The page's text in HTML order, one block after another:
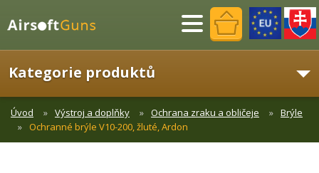
Menu
Kategorie produktů
Úvod Výstroj a doplňky Ochrana zraku a obličeje
Brýle
Ochranné brýle V10-200, žluté, Ardon